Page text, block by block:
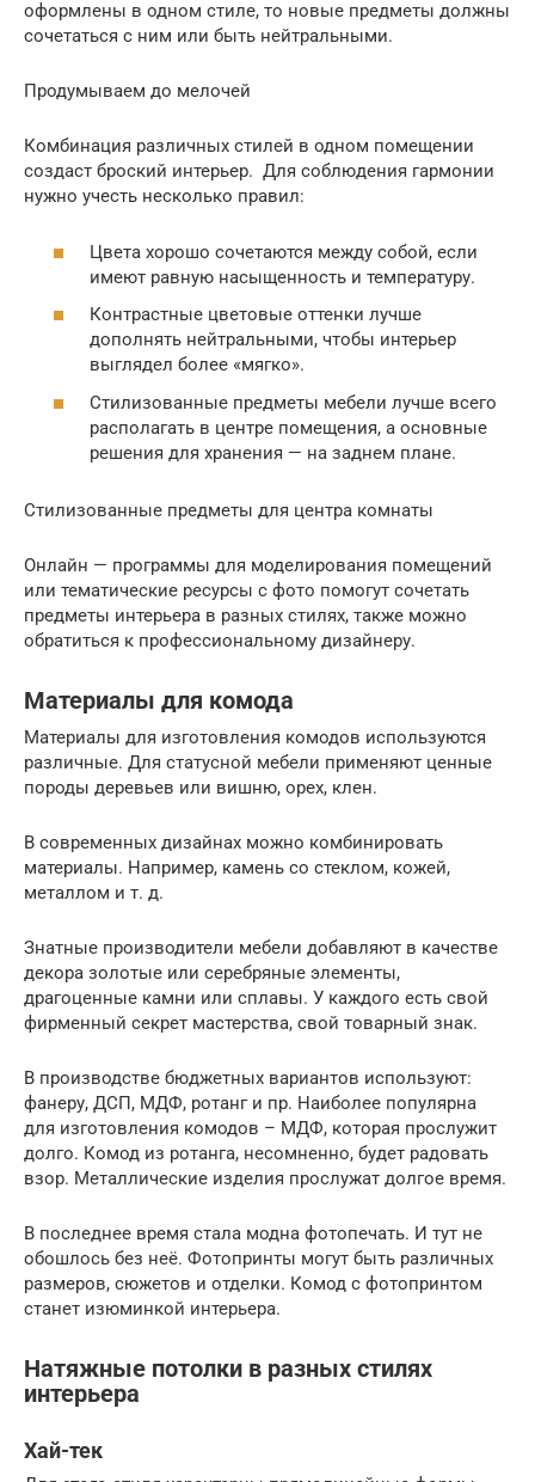
оформлены в одном стиле, то новые предметы должны
сочетаться с ним или быть нейтральными.
Продумываем до мелочей
Комбинация различных стилей в одном помещении
создаст броский интерьер. Для соблюдения гармонии
нужно учесть несколько правил:
Цвета хорошо сочетаются между собой, если
имеют равную насыщенность и температуру.
Контрастные цветовые оттенки лучше
дополнять нейтральными, чтобы интерьер
выглядел более «мягко».
Стилизованные предметы мебели лучше всего
располагать в центре помещения, а основные
решения для хранения — на заднем плане.
Стилизованные предметы для центра комнаты
Онлайн — программы для моделирования помещений
или тематические ресурсы с фото помогут сочетать
предметы интерьера в разных стилях, также можно
обратиться к профессиональному дизайнеру.
Материалы для комода
Материалы для изготовления комодов используются
различные. Для статусной мебели применяют ценные
породы деревьев или вишню, орех, клен.
В современных дизайнах можно комбинировать
материалы. Например, камень со стеклом, кожей,
металлом и т. д.
Знатные производители мебели добавляют в качестве
декора золотые или серебряные элементы,
драгоценные камни или сплавы. У каждого есть свой
фирменный секрет мастерства, свой товарный знак.
В производстве бюджетных вариантов используют:
фанеру, ДСП, МДФ, ротанг и пр. Наиболее популярна
для изготовления комодов – МДФ, которая прослужит
долго. Комод из ротанга, несомненно, будет радовать
взор. Металлические изделия прослужат долгое время.
В последнее время стала модна фотопечать. И тут не
обошлось без неё. Фотопринты могут быть различных
размеров, сюжетов и отделки. Комод с фотопринтом
станет изюминкой интерьера.
Натяжные потолки в разных стилях
интерьера
Хай-тек